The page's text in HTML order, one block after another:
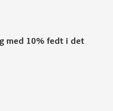
med 10% fedt i det